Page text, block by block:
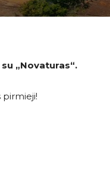
„Novaturas“.
pirmieji!